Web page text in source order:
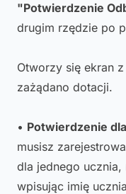
"Potwierdzenie
drugim rzędzie po
Otworzy się ekran
zażądano dotacji.
• Potwierdzenie
musisz
dla jednego
wpisując imię